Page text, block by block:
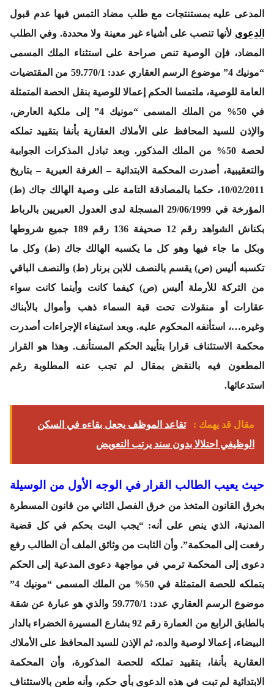
المدعى عليه بمستنتجات مع طلب مضاد التمس فيها عدم قبول
الدعوى لأنها تنصب على أشياء غير معينة ولا محددة. وفي الطلب
المضاد، فإن الوصية تنص صراحة على استثناء الملك المسمى
“مونيك 4” موضوع الرسم العقاري عدد: 59.770/1 من المقتضيات
العامة للوصية، ملتمسا الحكم إعمالا للوصية بنقل الحصة المتمثلة
في 50% من الملك المسمى “مونيك 4” إلى ملكية العارض،
والإذن للسيد المحافظ على الأملاك العقارية بأنفا بتقييد تملكه
لحصة 50% من الملك المذكور. وبعد تبادل المذكرات الجوابية
والتعقيبية، أصدرت المحكمة الابتدائية – الغرفة العبرية – بتاريخ
10/02/2011، حكما بالمصادقة التامة على وصية الهالك جاك (ط)
المؤرخة في 29/06/1999 المسجلة لدى العدول العبريين بالرباط
بكناش الشواهد رقم 12 صحيفة 136 رقم 189 جميع شروطها
وبكل ما جاء فيها وهو كل ما يكسبه الهالك جاك (ط) وكل ما
تكسبه أليس (ص) يقسم بالنصف للابن برنار (ط) والنصف الباقي
من التركة للأرملة أليس (ص) كيفما كانت وأينما كانت سواء
عقارات أو منقولات تحت قبة السماء ذهب وأموال بالأبناك
وغيره…، استأنفه المحكوم عليه. وبعد استيفاء الإجراءات أصدرت
محكمة الاستئناف قرارا بتأييد الحكم المستأنف. وهذا هو القرار
المطعون فيه بالنقض بمقال لم تجب عنه المطلوبة رغم
استدعائها.
مقال قد يهمك :
تقاعد الموظف يجعل بقاءه في السكن
الوظيفي احتلالا بدون سند يرتب التعويض
حيث يعيب الطالب القرار في الوجه الأول من الوسيلة
بخرق القانون المتخذ من خرق الفصل الثاني من قانون المسطرة
المدنية، الذي ينص على أنه: “يجب البت بحكم في كل قضية
رفعت إلى المحكمة”. وأن الثابت من وثائق الملف أن الطالب رفع
دعوى إلى المحكمة ترمي في مواجهة دعوى المدعية إلى الحكم
بتملكه للحصة المتمثلة في 50% من الملك المسمى “مونيك 4”
موضوع الرسم العقاري عدد: 59.770/1 والذي هو عبارة عن شقة
بالطابق الرابع من العمارة رقم 92 بشارع المسيرة الخضراء بالدار
البيضاء، إعمالا لوصية والده، ثم الإذن للسيد المحافظ على الأملاك
العقارية بأنفا، بتقييد تملكه للحصة المذكورة، وأن المحكمة
الابتدائية لم تبت في هذه الدعوى بأي حكم، وأنه طعن بالاستئناف